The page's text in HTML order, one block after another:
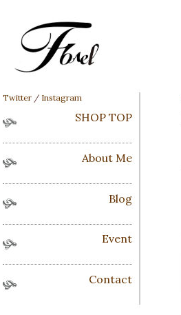
Twitter / Instagram
SHOP TOP
About Me
Blog
Event
Contact